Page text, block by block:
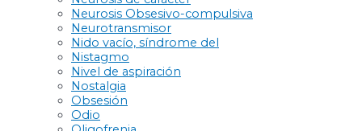
Neurosis Obsesivo-compulsiva
Neurotransmisor
Nido vacío, síndrome del
Nistagmo
Nivel de aspiración
Nostalgia
Obsesión
Odio